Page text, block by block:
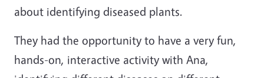
about identifying diseased plants.
They had the opportunity to have a very fun,
hands-on, interactive activity with Ana,